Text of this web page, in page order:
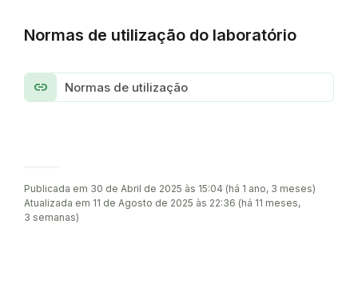
Normas de utilização do laboratório
link Normas de utilização
Publicada em 30 de Abril de 2025 às 15:04 (há 1 ano, 3 meses)
Atualizada em 11 de Agosto de 2025 às 22:36 (há 11 meses,
3 semanas)